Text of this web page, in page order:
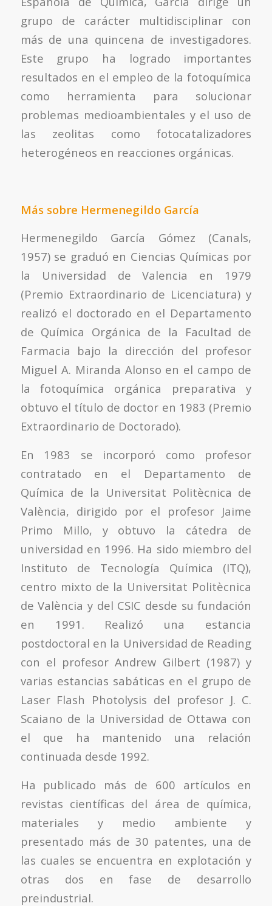
grupo de carácter multidisciplinar con
más de una quincena de investigadores.
Este grupo ha logrado importantes
resultados en el empleo de la fotoquímica
como herramienta para solucionar
problemas medioambientales y el uso de
las zeolitas como fotocatalizadores
heterogéneos en reacciones orgánicas.
Más sobre Hermenegildo García
Hermenegildo García Gómez (Canals,
1957) se graduó en Ciencias Químicas por
la Universidad de Valencia en 1979
(Premio Extraordinario de Licenciatura) y
realizó el doctorado en el Departamento
de Química Orgánica de la Facultad de
Farmacia bajo la dirección del profesor
Miguel A. Miranda Alonso en el campo de
la fotoquímica orgánica preparativa y
obtuvo el título de doctor en 1983 (Premio
Extraordinario de Doctorado).
En 1983 se incorporó como profesor
contratado en el Departamento de
Química de la Universitat Politècnica de
València, dirigido por el profesor Jaime
Primo Millo, y obtuvo la cátedra de
universidad en 1996. Ha sido miembro del
Instituto de Tecnología Química (ITQ),
centro mixto de la Universitat Politècnica
de València y del CSIC desde su fundación
en 1991. Realizó una estancia
postdoctoral en la Universidad de Reading
con el profesor Andrew Gilbert (1987) y
varias estancias sabáticas en el grupo de
Laser Flash Photolysis del profesor J. C.
Scaiano de la Universidad de Ottawa con
el que ha mantenido una relación
continuada desde 1992.
Ha publicado más de 600 artículos en
revistas científicas del área de química,
materiales y medio ambiente y
presentado más de 30 patentes, una de
las cuales se encuentra en explotación y
otras dos en fase de desarrollo
preindustrial.